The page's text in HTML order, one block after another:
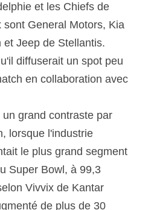
et les Chiefs de
sont General Motors, Kia
Jeep de Stellantis.
diffuserait un spot peu
en collaboration avec
grand contraste par
lorsque l'industrie
le plus grand segment
Super Bowl, à 99,3
Vivvix de Kantar
de plus de 30